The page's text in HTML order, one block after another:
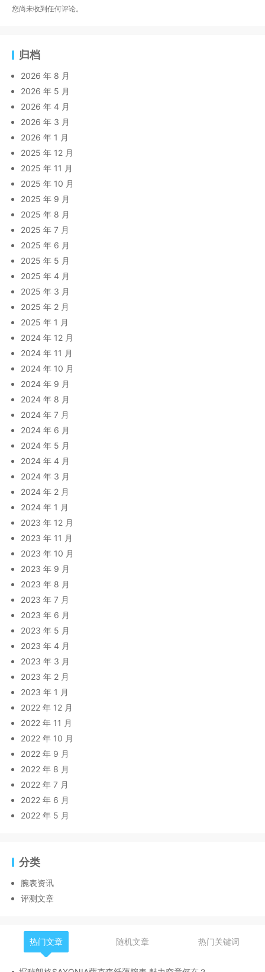
您尚未收到任何评论。
归档
2026 年 8 月
2026 年 5 月
2026 年 4 月
2026 年 3 月
2026 年 1 月
2025 年 12 月
2025 年 11 月
2025 年 10 月
2025 年 9 月
2025 年 8 月
2025 年 7 月
2025 年 6 月
2025 年 5 月
2025 年 4 月
2025 年 3 月
2025 年 2 月
2025 年 1 月
2024 年 12 月
2024 年 11 月
2024 年 10 月
2024 年 9 月
2024 年 8 月
2024 年 7 月
2024 年 6 月
2024 年 5 月
2024 年 4 月
2024 年 3 月
2024 年 2 月
2024 年 1 月
2023 年 12 月
2023 年 11 月
2023 年 10 月
2023 年 9 月
2023 年 8 月
2023 年 7 月
2023 年 6 月
2023 年 5 月
2023 年 4 月
2023 年 3 月
2023 年 2 月
2023 年 1 月
2022 年 12 月
2022 年 11 月
2022 年 10 月
2022 年 9 月
2022 年 8 月
2022 年 7 月
2022 年 6 月
2022 年 5 月
分类
腕表资讯
评测文章
热门文章 随机文章 热门关键词